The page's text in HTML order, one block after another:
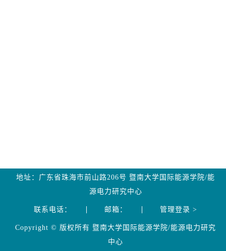
地址：广东省珠海市前山路206号 暨南大学国际能源学院/能
源电力研究中心
联系电话： 邮箱： 管理登录 >
Copyright © 版权所有 暨南大学国际能源学院/能源电力研究
中心